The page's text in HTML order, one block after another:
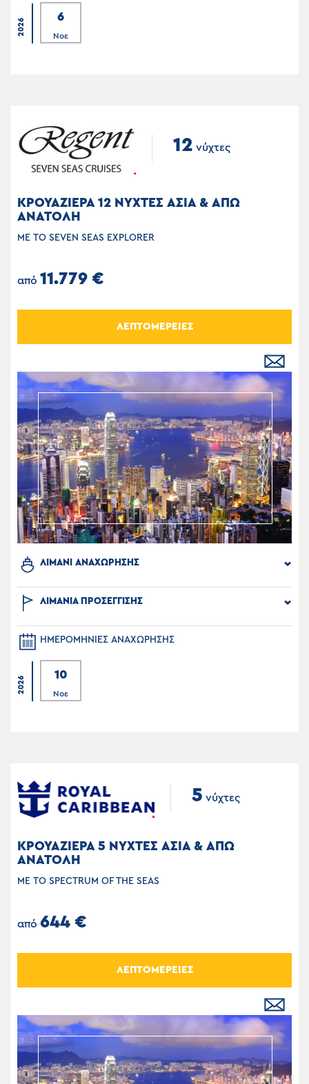
2026
6
Νοε
12 νύχτες
ΚΡΟΥΑΖΙΕΡΑ 12 ΝΥΧΤΕΣ ΑΣΙΑ & ΑΠΩ
ΑΝΑΤΟΛΗ
ΜΕ ΤΟ SEVEN SEAS EXPLORER
από 11.779 €
ΛΕΠΤΟΜΕΡΕΙΕΣ
ΛΙΜΑΝΙ ΑΝΑΧΩΡΗΣΗΣ
ΛΙΜΑΝΙΑ ΠΡΟΣΕΓΓΙΣΗΣ
ΗΜΕΡΟΜΗΝΙΕΣ ΑΝΑΧΩΡΗΣΗΣ
2026
10
Νοε
5 νύχτες
ΚΡΟΥΑΖΙΕΡΑ 5 ΝΥΧΤΕΣ ΑΣΙΑ & ΑΠΩ
ΑΝΑΤΟΛΗ
ΜΕ ΤΟ SPECTRUM OF THE SEAS
από 644 €
ΛΕΠΤΟΜΕΡΕΙΕΣ